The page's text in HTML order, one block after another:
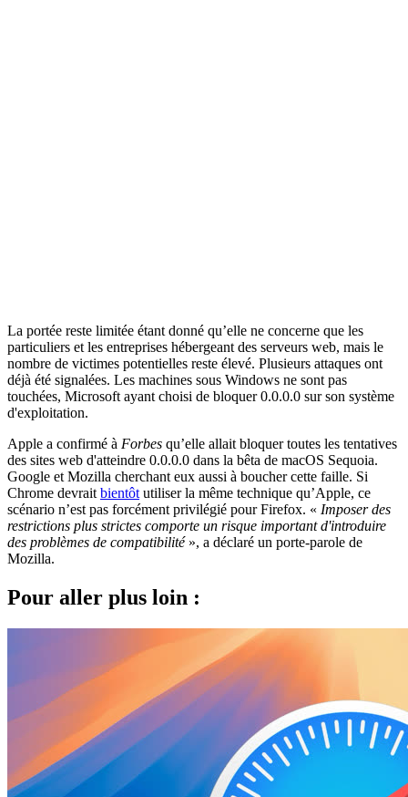
La portée reste limitée étant donné qu’elle ne concerne que les
particuliers et les entreprises hébergeant des serveurs web, mais le
nombre de victimes potentielles reste élevé. Plusieurs attaques ont
déjà été signalées. Les machines sous Windows ne sont pas
touchées, Microsoft ayant choisi de bloquer 0.0.0.0 sur son système
d'exploitation.
Apple a confirmé à Forbes qu’elle allait bloquer toutes les tentatives
des sites web d'atteindre 0.0.0.0 dans la bêta de macOS Sequoia.
Google et Mozilla cherchant eux aussi à boucher cette faille. Si
Chrome devrait bientôt utiliser la même technique qu’Apple, ce
scénario n’est pas forcément privilégié pour Firefox. « Imposer des
restrictions plus strictes comporte un risque important d'introduire
des problèmes de compatibilité», a déclaré un porte-parole de
Mozilla.
Pour aller plus loin :